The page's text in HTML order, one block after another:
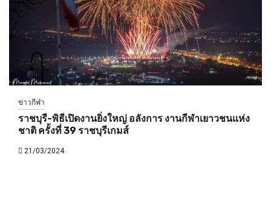
ข่าวกีฬา
ราชบุรี-พิธีเปิดงานยิ่งใหญ่ อลังการ งานกีฬาเยาวชนแห่ง
ชาติ ครั้งที่ 39 ราชบุรีเกมส์
21/03/2024